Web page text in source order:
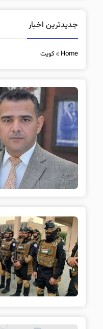
جدیدترین اخبار
Home
»کویت